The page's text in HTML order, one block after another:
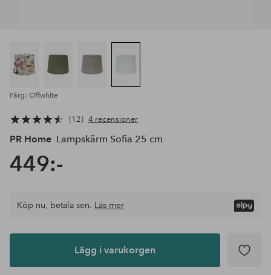
Färg: Offwhite
12 4 recensioner
PR Home Lampskärm Sofia 25 cm
449:-
Lägg i
Köp nu, betala sen. Läs mer
Lägg i varukorgen